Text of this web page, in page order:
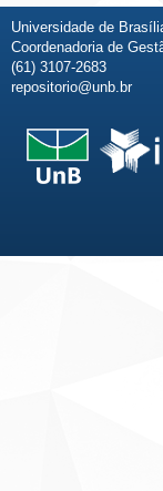
Universidade de
Coordenadoria de
(61) 3107-2683
repositorio@unb.br